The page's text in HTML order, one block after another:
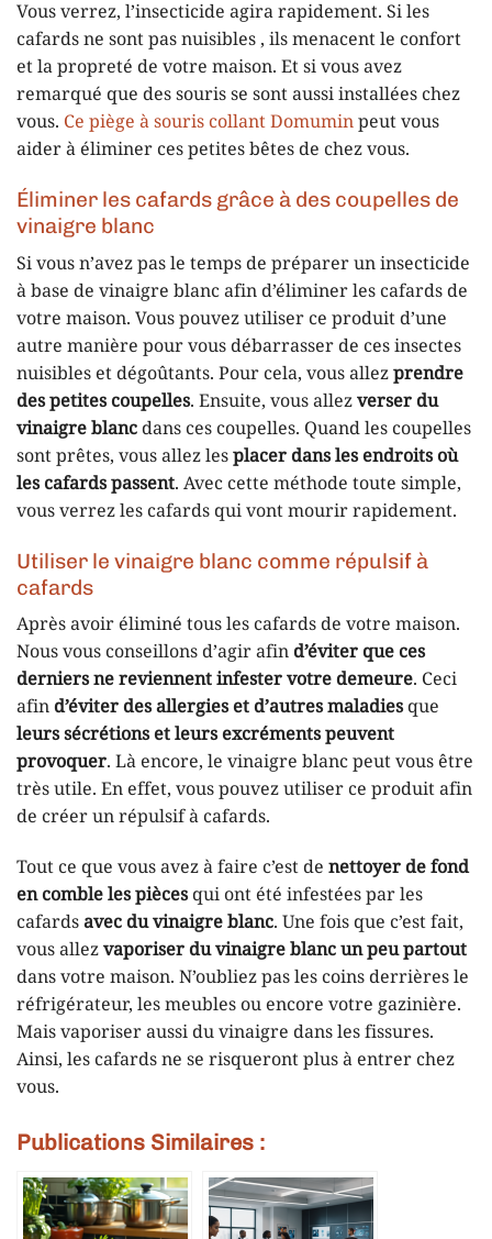
Vous verrez, l’insecticide agira rapidement. Si les
cafards ne sont pas nuisibles , ils menacent le confort
et la propreté de votre maison. Et si vous avez
remarqué que des souris se sont aussi installées chez
vous. Ce piège à souris collant Domuminpeut vous
aider à éliminer ces petites bêtes de chez vous.
Éliminer les cafards grâce à des coupelles de
vinaigre blanc
Si vous n’avez pas le temps de préparer un insecticide
à base de vinaigre blanc afin d’éliminer les cafards de
votre maison. Vous pouvez utiliser ce produit d’une
autre manière pour vous débarrasser de ces insectes
nuisibles et dégoûtants. Pour cela, vous allezprendre
des petites coupelles. Ensuite, vous allezverser du
vinaigre blancdans ces coupelles. Quand les coupelles
sont prêtes, vous allez lesplacer dans les endroits où
les cafards passent. Avec cette méthode toute simple,
vous verrez les cafards qui vont mourir rapidement.
Utiliser le vinaigre blanc comme répulsif à
cafards
Après avoir éliminé tous les cafards de votre maison.
Nous vous conseillons d’agir afind’éviter que ces
derniers ne reviennent infester votre demeure. Ceci
afind’éviter des allergies et d’autres maladiesque
leurs sécrétions et leurs excréments peuvent
provoquer. Là encore, le vinaigre blanc peut vous être
très utile. En effet, vous pouvez utiliser ce produit afin
de créer un répulsif à cafards.
Tout ce que vous avez à faire c’est de nettoyer de fond
en comble les piècesqui ont été infestées par les
cafardsavec du vinaigre blanc. Une fois que c’est fait,
vous allezvaporiser du vinaigre blanc un peu partout
dans votre maison. N’oubliez pas les coins derrières le
réfrigérateur, les meubles ou encore votre gazinière.
Mais vaporiser aussi du vinaigre dans les fissures.
Ainsi, les cafards ne se risqueront plus à entrer chez
vous.
Publications Similaires :